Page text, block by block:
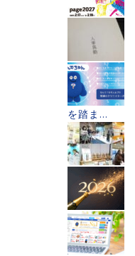
を踏ま...